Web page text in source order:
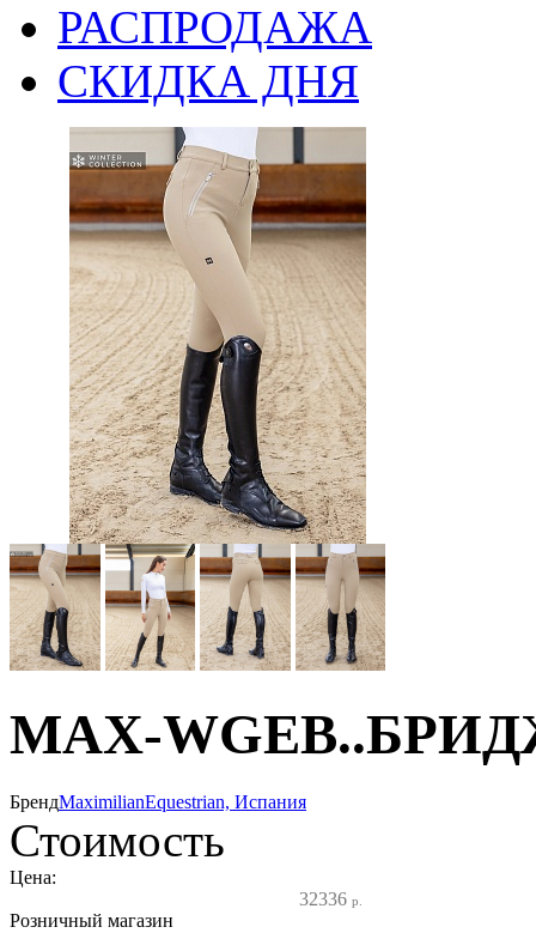
РАСПРОДАЖА
СКИДКА ДНЯ
MAX-
БрендMaximilianEquestrian, Испания
Стоимость
Цена:
Розничный магазин
32336 р.